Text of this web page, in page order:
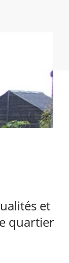
et
quartier